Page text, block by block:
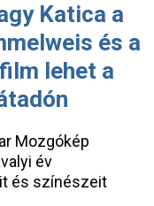
Katica a
és a
lehet a
Mozgókép
év
és színészeit